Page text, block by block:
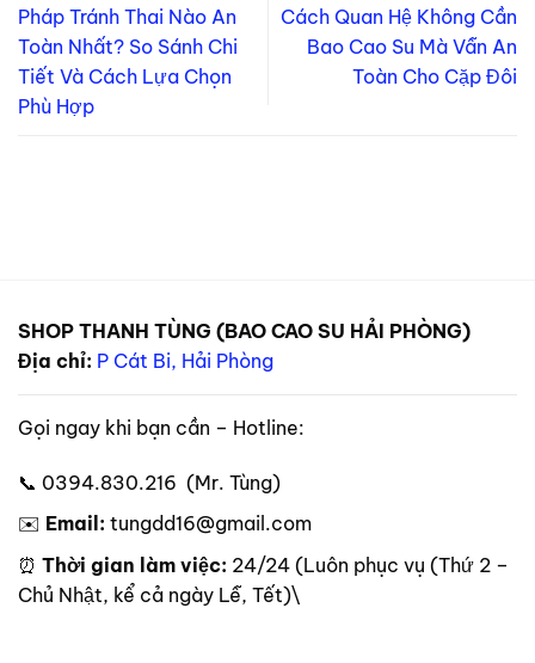
Pháp Tránh Thai Nào An
Toàn Nhất? So Sánh Chi
Tiết Và Cách Lựa Chọn
Phù Hợp
Cách Quan Hệ Không Cần
Bao Cao Su Mà Vẫn An
Toàn Cho Cặp Đôi
SHOP THANH TÙNG (BAO CAO SU HẢI PHÒNG)
Địa chỉ: P Cát Bi, Hải Phòng
Gọi ngay khi bạn cần – Hotline:
📞 0394.830.216 (Mr. Tùng)
✉️ Email: tungdd16@gmail.com
⏰ Thời gian làm việc: 24/24 (Luôn phục vụ (Thứ 2 –
Chủ Nhật, kể cả ngày Lễ, Tết)\